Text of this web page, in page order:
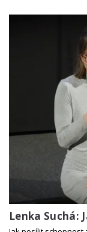
Lenka Suchá: